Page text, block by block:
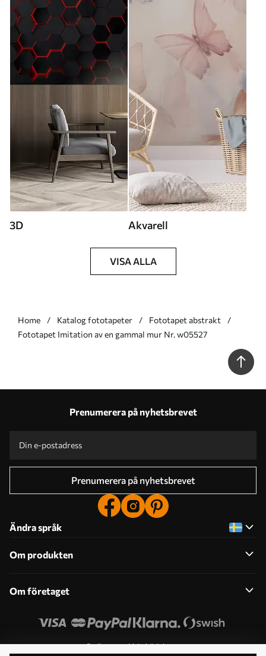
3D Akvarell
VISA ALLA
Home Katalog fototapeter
Fototapet abstrakt
Fototapet Imitation av en gammal mur Nr. w05527
Prenumerera på nyhetsbrevet
Prenumerera på nyhetsbrevet
Ändra språk
Om produkten
Om företaget
Redigera cookiebehörigheter